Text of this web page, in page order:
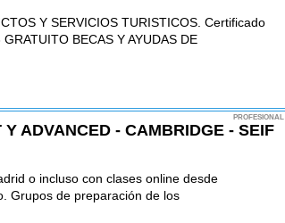
Y SERVICIOS TURISTICOS. Certificado
BECAS Y AYUDAS DE
PROFESIONAL
Y ADVANCED - CAMBRIDGE - SEIF
o incluso con clases online desde
Grupos de preparación de los